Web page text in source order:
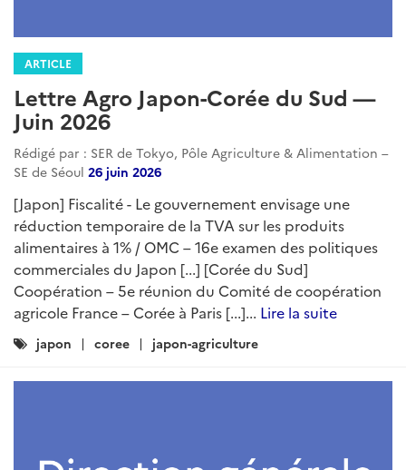
ARTICLE
Lettre Agro Japon-Corée du Sud —
Juin 2026
Rédigé par : SER de Tokyo, Pôle Agriculture & Alimentation –
SE de Séoul 26 juin 2026
[Japon] Fiscalité - Le gouvernement envisage une
réduction temporaire de la TVA sur les produits
alimentaires à 1% / OMC – 16e examen des politiques
commerciales du Japon [...] [Corée du Sud]
Coopération – 5e réunion du Comité de coopération
agricole France – Corée à Paris [...]... Lire la suite
Catégories
japon coree japon-agriculture